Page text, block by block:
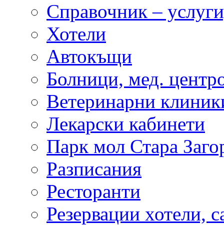
Справочник –
Хотели
Автокъщи
Болници, мед.
Ветеринарни
Лекарски кабинети
Парк мол Стара
Разписания
Ресторанти
Резервации хотели,